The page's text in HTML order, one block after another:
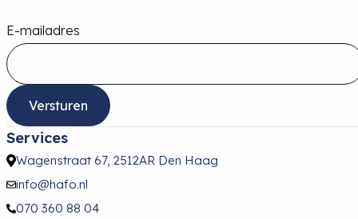
E-mailadres
Versturen
Services
Wagenstraat 67, 2512AR Den Haag
info@hafo.nl
070 360 88 04